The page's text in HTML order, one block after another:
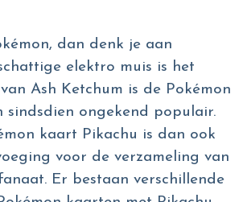
dan denk je aan
elektro muis is het
Ash Ketchum is de Pokémon
sindsdien ongekend populair.
kaart Pikachu is dan ook
voor de verzameling van
Er bestaan verschillende